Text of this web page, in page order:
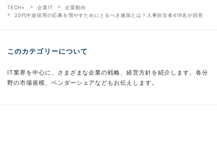
TECH+ 企業IT
企業動向
20代中途採用の応募を増やすためにとるべき施策とは？人事担当者419名が回答
このカテゴリーについて
IT業界を中心に、さまざまな企業の戦略、経営方針を紹介します。各分
野の市場規模、ベンダーシェアなどもお伝えします。